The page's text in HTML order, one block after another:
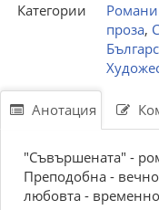
Категории
Романи
проза,
Анотация
"Съвършената" -
Преподобна -
любовта -